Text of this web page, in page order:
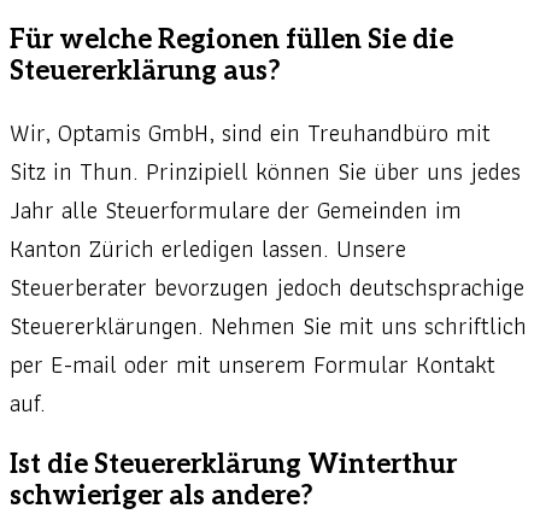
Für welche Regionen füllen Sie die
Steuererklärung aus?
Wir, Optamis GmbH, sind ein Treuhandbüro mit
Sitz in Thun. Prinzipiell können Sie über uns jedes
Jahr alle Steuerformulare der Gemeinden im
Kanton Zürich erledigen lassen. Unsere
Steuerberater bevorzugen jedoch deutschsprachige
Steuererklärungen. Nehmen Sie mit uns schriftlich
per E-mail oder mit unserem Formular Kontakt
auf.
Ist die Steuererklärung Winterthur
schwieriger als andere?